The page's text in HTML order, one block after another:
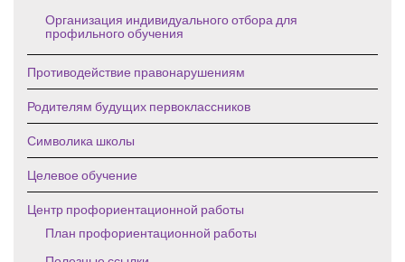
Организация индивидуального отбора для
профильного обучения
Противодействие правонарушениям
Родителям будущих первоклассников
Символика школы
Целевое обучение
Центр профориентационной работы
План профориентационной работы